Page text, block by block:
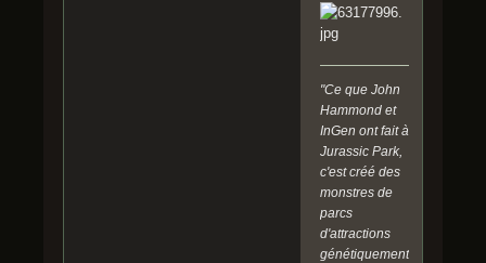
"Ce que John
Hammond et
InGen ont fait à
Jurassic Park,
c'est créé des
monstres de
parcs
d'attractions
génétiquement